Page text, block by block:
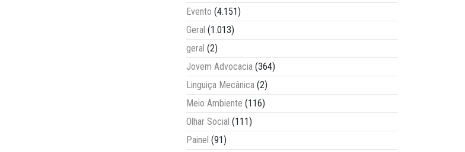
Evento (4.151)
Geral (1.013)
geral (2)
Jovem Advocacia (364)
Linguiça Mecânica (2)
Meio Ambiente (116)
Olhar Social (111)
Painel (91)